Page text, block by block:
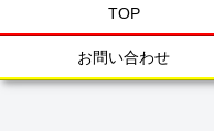
TOP
お問い合わせ